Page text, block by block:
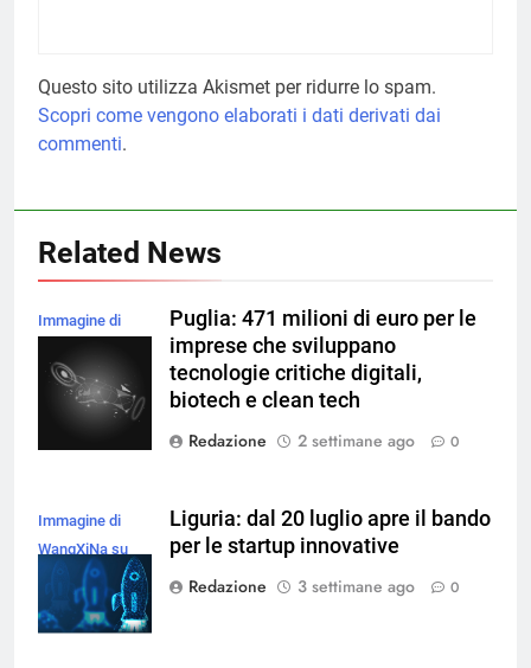
Questo sito utilizza Akismet per ridurre lo spam.
Scopri come vengono elaborati i dati derivati dai
commenti.
Related News
Immagine di
Magnific
Puglia: 471 milioni di euro per le
imprese che sviluppano
tecnologie critiche digitali,
biotech e clean tech
Redazione
2 settimane ago 0
Immagine di
WangXiNa su
Magnific
Liguria: dal 20 luglio apre il bando
per le startup innovative
Redazione
3 settimane ago 0